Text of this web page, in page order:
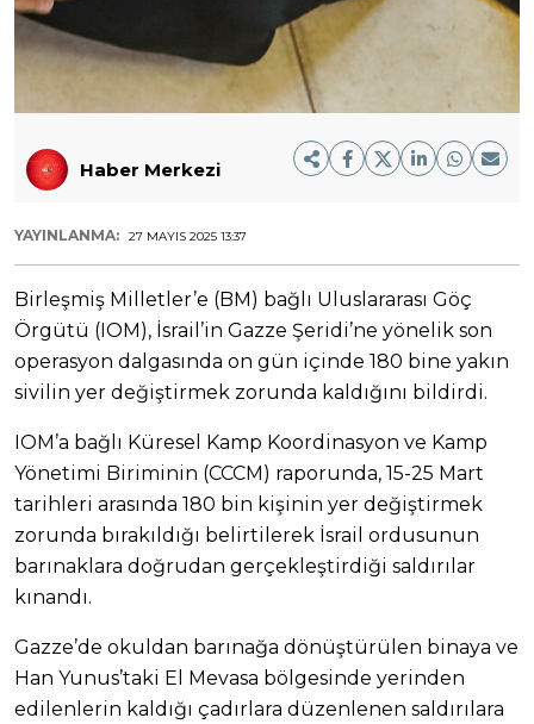
Haber Merkezi
YAYINLANMA: 27 MAYIS 2025 13:37
Birleşmiş Milletler’e (BM) bağlı Uluslararası Göç
Örgütü (IOM), İsrail’in Gazze Şeridi’ne yönelik son
operasyon dalgasında on gün içinde 180 bine yakın
sivilin yer değiştirmek zorunda kaldığını bildirdi.
IOM’a bağlı Küresel Kamp Koordinasyon ve Kamp
Yönetimi Biriminin (CCCM) raporunda, 15-25 Mart
tarihleri arasında 180 bin kişinin yer değiştirmek
zorunda bırakıldığı belirtilerek İsrail ordusunun
barınaklara doğrudan gerçekleştirdiği saldırılar
kınandı.
Gazze’de okuldan barınağa dönüştürülen binaya ve
Han Yunus’taki El Mevasa bölgesinde yerinden
edilenlerin kaldığı çadırlara düzenlenen saldırılara